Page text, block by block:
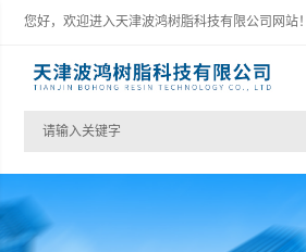
您好，欢迎进入天津波鸿树脂科技有限公司网站！